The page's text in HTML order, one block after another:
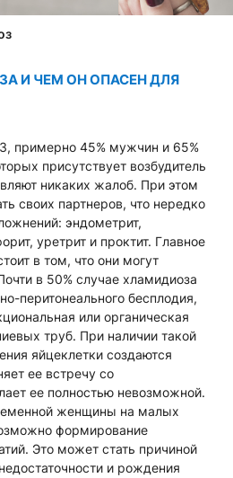
И ЧЕМ ОН ОПАСЕН ДЛЯ
примерно 45% мужчин и 65%
присутствует возбудитель
никаких жалоб. При этом
своих партнеров, что нередко
эндометрит,
уретрит и проктит. Главное
в том, что они могут
в 50% случае хламидиоза
перитонеального бесплодия,
или органическая
труб. При наличии такой
яйцеклетки создаются
ее встречу со
ее полностью невозможной.
женщины на малых
формирование
Это может стать причиной
и рождения